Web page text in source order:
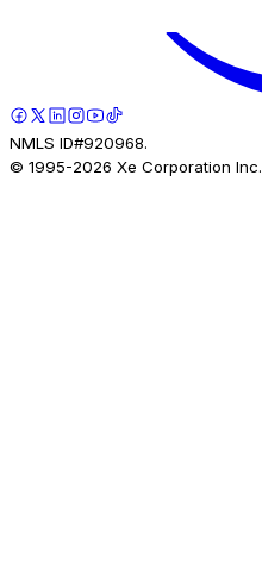
NMLS ID#920968.
© 1995-2026 Xe Corporation Inc.